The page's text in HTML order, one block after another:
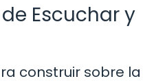
Escuchar y
construir sobre la